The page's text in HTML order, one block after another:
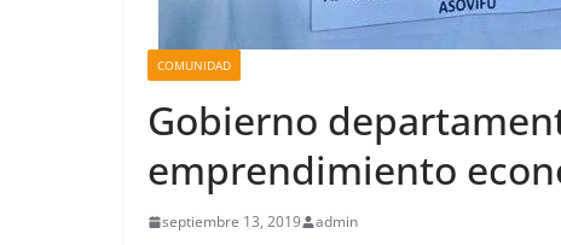
COMUNIDAD
Gobierno
emprendimiento
septiembre 13, 2019 admin